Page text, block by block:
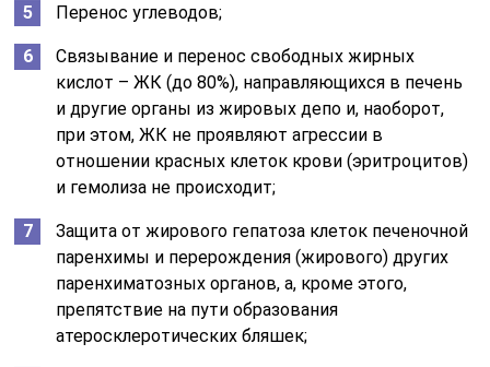
Перенос углеводов;
Связывание и перенос свободных жирных
кислот – ЖК (до 80%), направляющихся в печень
и другие органы из жировых депо и, наоборот,
при этом, ЖК не проявляют агрессии в
отношении красных клеток крови (эритроцитов)
и гемолиза не происходит;
Защита от жирового гепатоза клеток печеночной
паренхимы и перерождения (жирового) других
паренхиматозных органов, а, кроме этого,
препятствие на пути образования
атеросклеротических бляшек;